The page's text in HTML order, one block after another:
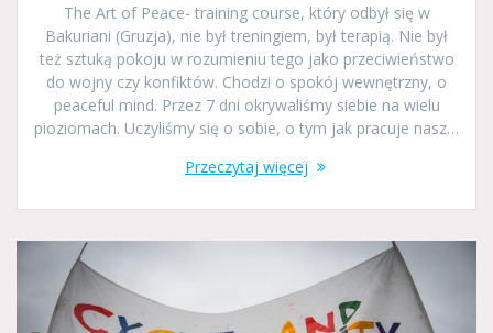
The Art of Peace- training course, który odbył się w
Bakuriani (Gruzja), nie był treningiem, był terapią. Nie był
też sztuką pokoju w rozumieniu tego jako przeciwieństwo
do wojny czy konfiktów. Chodzi o spokój wewnętrzny, o
peaceful mind. Przez 7 dni okrywaliśmy siebie na wielu
pioziomach. Uczyliśmy się o sobie, o tym jak pracuje nasz…
Przeczytaj więcej